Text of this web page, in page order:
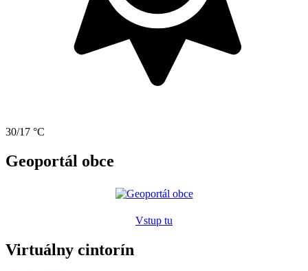
30/17 °C
Geoportál obce
Vstup tu
Virtuálny cintorín